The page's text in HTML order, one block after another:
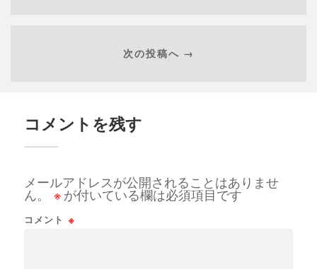
次の投稿へ →
コメントを残す
メールアドレスが公開されることはありませ
ん。
※ が付いている欄は必須項目です
コメント ※